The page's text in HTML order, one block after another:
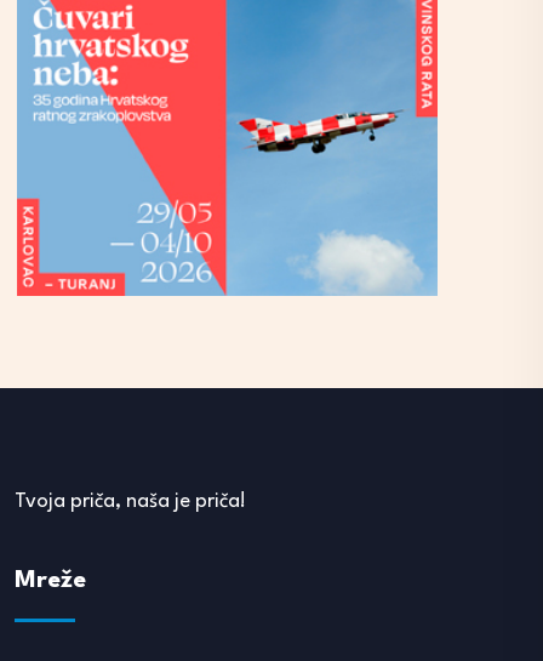
Tvoja priča, naša je priča!
Mreže